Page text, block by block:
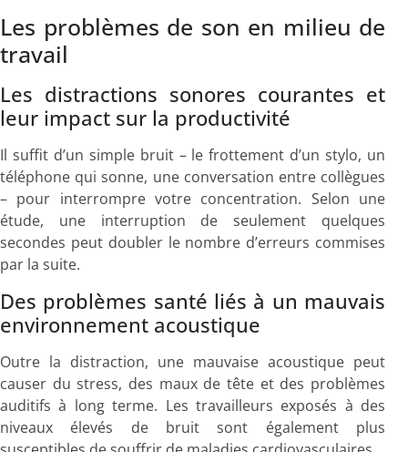
Les problèmes de son en milieu de
travail
Les distractions sonores courantes et
leur impact sur la productivité
Il suffit d’un simple bruit – le frottement d’un stylo, un
téléphone qui sonne, une conversation entre collègues
– pour interrompre votre concentration. Selon une
étude, une interruption de seulement quelques
secondes peut doubler le nombre d’erreurs commises
par la suite.
Des problèmes santé liés à un mauvais
environnement acoustique
Outre la distraction, une mauvaise acoustique peut
causer du stress, des maux de tête et des problèmes
auditifs à long terme. Les travailleurs exposés à des
niveaux élevés de bruit sont également plus